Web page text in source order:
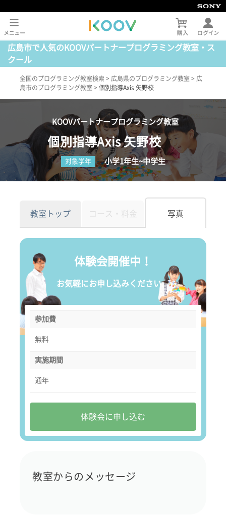
広島市で人気のKOOVパートナープログラミング教室・ス
クール
全国のプログラミング教室検索 > 広島県のプログラミング教室 > 広
島市のプログラミング教室 > 個別指導Axis 矢野校
KOOVパートナープログラミング教室
個別指導Axis 矢野校
対象学年 小学1年生~中学生
教室トップ コース・料金 写真
体験会開催中！
お気軽にお申し込みください。
参加費
無料
実施期間
通年
体験会に申し込む
教室からのメッセージ